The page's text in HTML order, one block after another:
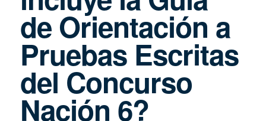
de Orientación a
Pruebas Escritas
del Concurso
Nación 6?